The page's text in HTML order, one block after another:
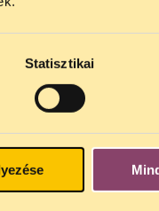
Statisztikai
hogy